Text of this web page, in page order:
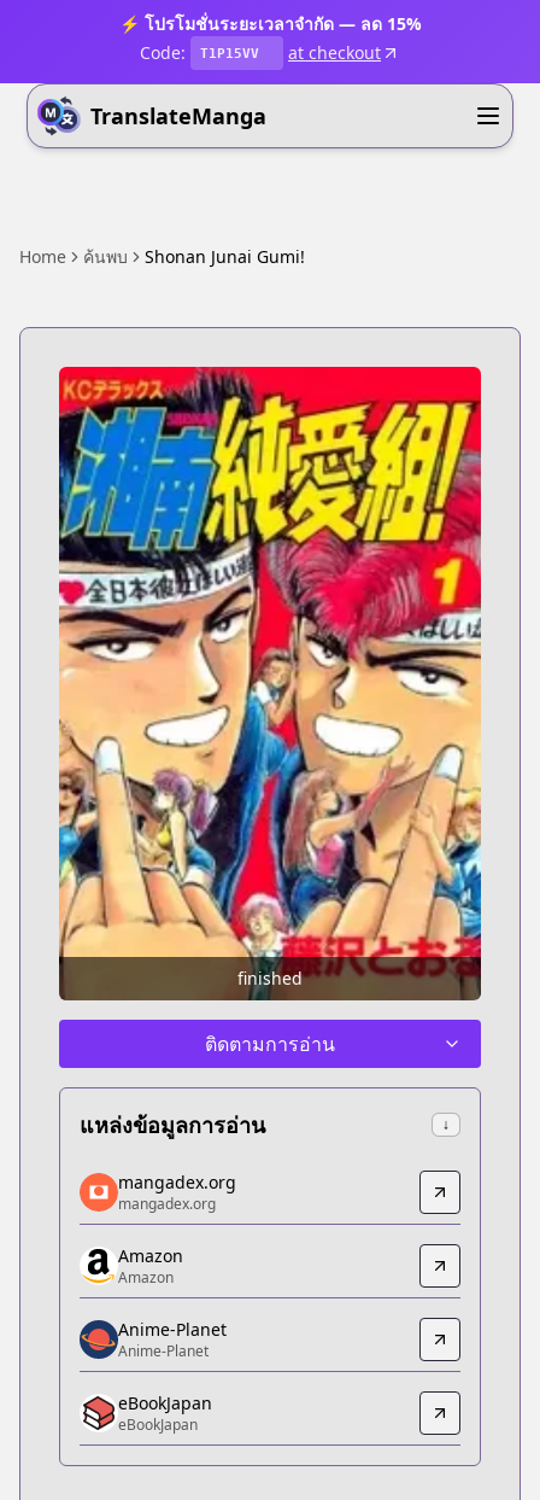
⚡ โปรโมชั่นระยะเวลาจำกัด — ลด 15%
Code:
T1P15VV at checkout
TranslateManga
Home ค้นพบ Shonan Junai Gumi!
finished
ติดตามการอ่าน
แหล่งข้อมูลการอ่าน ↓
mangadex.org
mangadex.org
https://mangadex.org/title/857a4d6b-7228-42e1-
Amazon
Amazon
https://www.amazon.co.jp/gp/product/
Anime-Planet
Anime-Planet
https://www.anime-planet.com/manga/shonan-
eBookJapan
eBookJapan
mangadex.org
mangadex.org
Amazon
Amazon
Anime-Planet
Anime-Planet
eBookJapan
eBookJapan